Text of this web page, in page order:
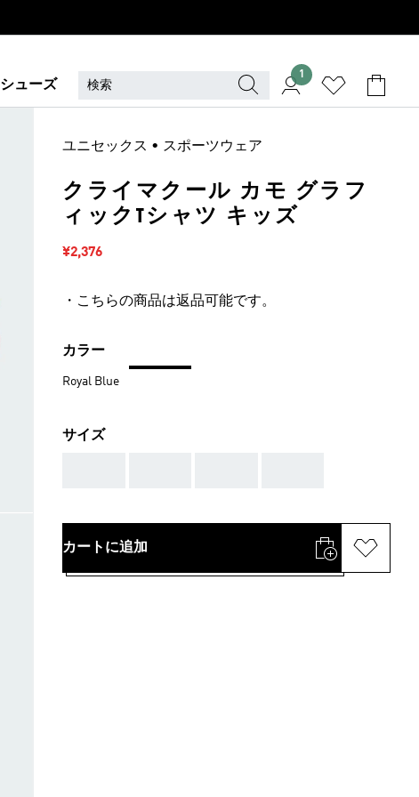
シューズ
1
ユニセックス • スポーツウェア
クライマクール カモ グラフ
ィックTシャツ キッズ
セール価格
¥2,376
・こちらの商品は返品可能です。
カラー
Royal Blue
サイズ
カートに追加